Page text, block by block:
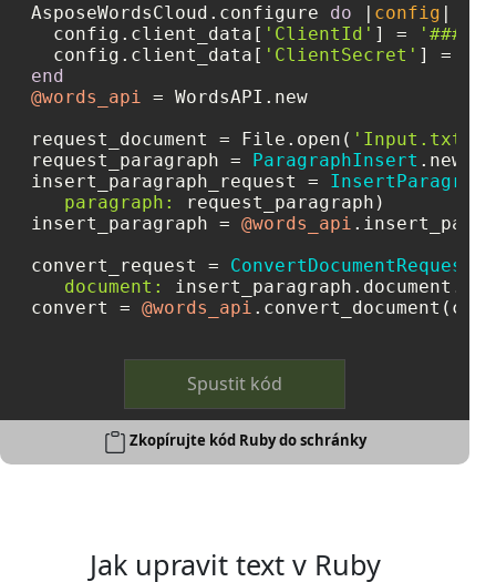
AsposeWordsCloud.configure do | config |
  config.client_data[
'ClientId' ] =
'####-
  config.client_data[
'ClientSecret' ] =
end
@words_api = WordsAPI.new
request_document = File.open( 'Input.txt'
request_paragraph = ParagraphInsert .new({
insert_paragraph_request =
paragraph:
request_paragraph)
insert_paragraph = @words_api
convert_request = ConvertDocumentRequest
document:
convert = @words_api
Spustit kód
Zkopírujte kód Ruby do schránky
Jak upravit text v Ruby